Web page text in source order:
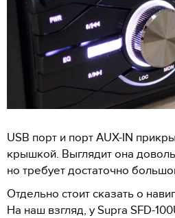
USB порт и порт AUX-IN
крышкой. Выглядит она
но требует достаточно
Отдельно стоит сказать о
На наш взгляд, у Supra SFD-